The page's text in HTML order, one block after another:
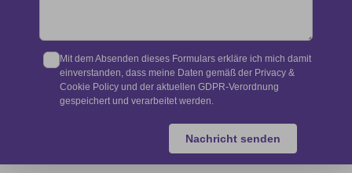
Mit dem Absenden dieses Formulars erkläre ich mich damit
einverstanden, dass meine Daten gemäß der Privacy &
Cookie Policy und der aktuellen GDPR-Verordnung
gespeichert und verarbeitet werden.
Nachricht senden